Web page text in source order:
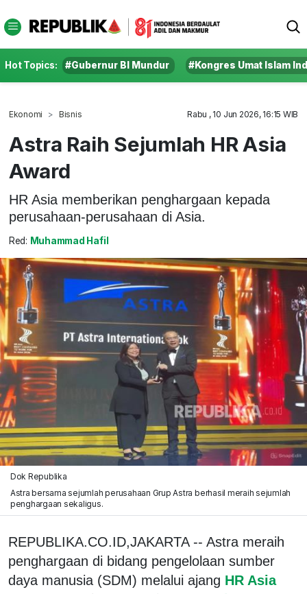
Hot Topics: #Gubernur BI Mundur #Kongres Umat Islam
Ekonomi Bisnis Rabu , 10 Jun 2026, 16:15 WIB
Astra Raih Sejumlah HR Asia
Award
HR Asia memberikan penghargaan kepada
perusahaan-perusahaan di Asia.
Red: Muhammad Hafil
Dok Republika
Astra bersama sejumlah perusahaan Grup Astra berhasil meraih sejumlah
penghargaan sekaligus.
REPUBLIKA.CO.ID,JAKARTA -- Astra meraih
penghargaan di bidang pengelolaan sumber
daya manusia (SDM) melalui ajang HR Asia